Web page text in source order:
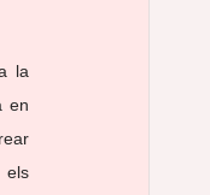
la
en
els